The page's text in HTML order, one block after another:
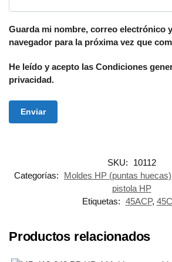
Guarda mi nombre, correo electrónico
navegador para la próxima vez que
He leído y acepto las Condiciones
privacidad.
SKU:
10112
Categorías:
Moldes HP (puntas huecas)
pistola HP
Etiquetas: 45ACP,
Productos relacionados